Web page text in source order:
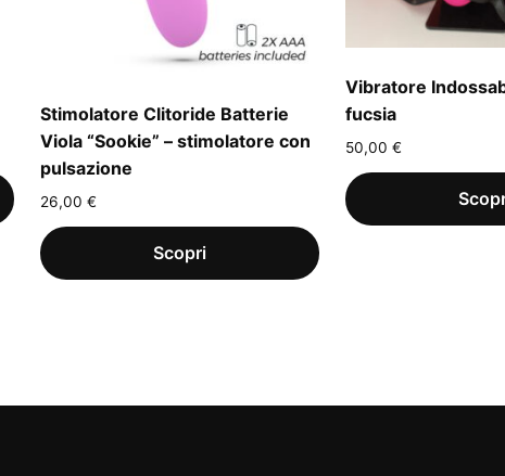
Stimolatore Clitoride Batterie
Viola “Sookie” – stimolatore con
pulsazione
26,00 €
Vibratore
fucsia
50,00 €